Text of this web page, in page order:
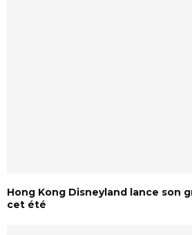
Hong Kong Disneyland lance son
cet été